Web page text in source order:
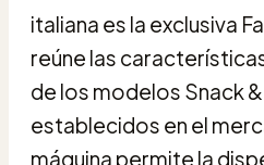
italiana es la exclusiva
reúne las
de los modelos Snack
establecidos en el
máquina permite la